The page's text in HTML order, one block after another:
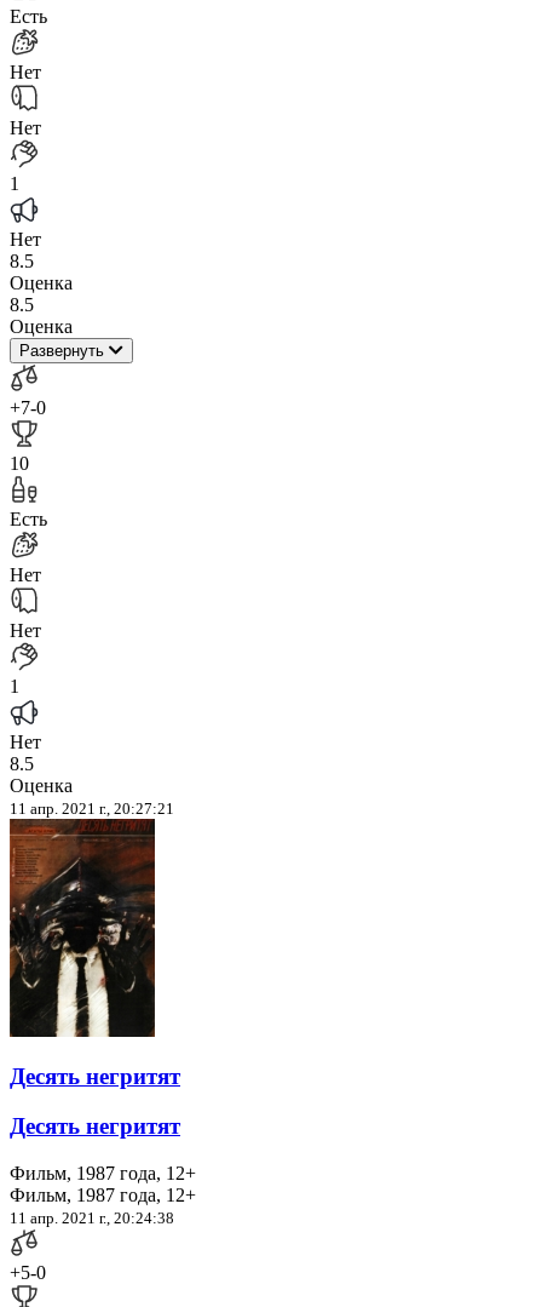
Есть
Нет
Нет
1
Нет
8.5
Оценка
8.5
Оценка
Развернуть
+7-0
10
Есть
Нет
Нет
1
Нет
8.5
Оценка
11 апр. 2021 г., 20:27:21
Десять негритят
Десять негритят
Фильм, 1987 года, 12+
Фильм, 1987 года, 12+
11 апр. 2021 г., 20:24:38
+5-0